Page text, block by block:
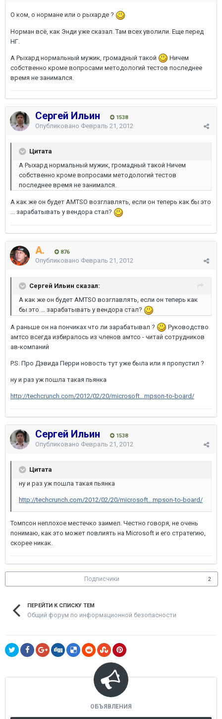
О ком, о нормане или о рыхарде ?
Норман всё, как Энди уже сказал. Там всех уволили. Еще перед
НГ.
А Рыхард нормальный мужик, громадный такой
Ничем
собственно кроме вопросами методологий тестов последнее
время не занимался.
Сергей Ильин 1538
Опубликовано Февраль 21, 2012
Цитата
А Рыхард нормальный мужик, громадный такой Ничем
собственно кроме вопросами методологий тестов
последнее время не занимался.
А как же он будет AMTSO возглавлять, если он теперь как бы это
... зарабатывать у вендора стал?
A. 876
Опубликовано Февраль 21, 2012
Сергей Ильин сказал:
А как же он будет AMTSO возглавлять, если он теперь как
бы это ... зарабатывать у вендора стал?
А раньше он на пончиках что ли зарабатывал ?
Руководство
амтсо всегда избиралось из членов амтсо - читай сотрудников
ав-компаний
P.S. Про Дэвида Перри новость тут уже была или я пропустил ?
ну и раз уж пошла такая пьянка
http://techcrunch.com/2012/02/20/microsoft...mpson-to-board/
Сергей Ильин 1538
Опубликовано Февраль 21, 2012
Цитата
ну и раз уж пошла такая пьянка
http://techcrunch.com/2012/02/20/microsoft...mpson-to-board/
Томпсон неплохое местечко заимел. Честно говоря, не очень
понимаю, как это может повлиять на Microsoft и его стратегию,
скорее никак.
Подписчики 2
ПЕРЕЙТИ К СПИСКУ ТЕМ
Общий форум по информационной безопасности
ОБЪЯВЛЕНИЯ